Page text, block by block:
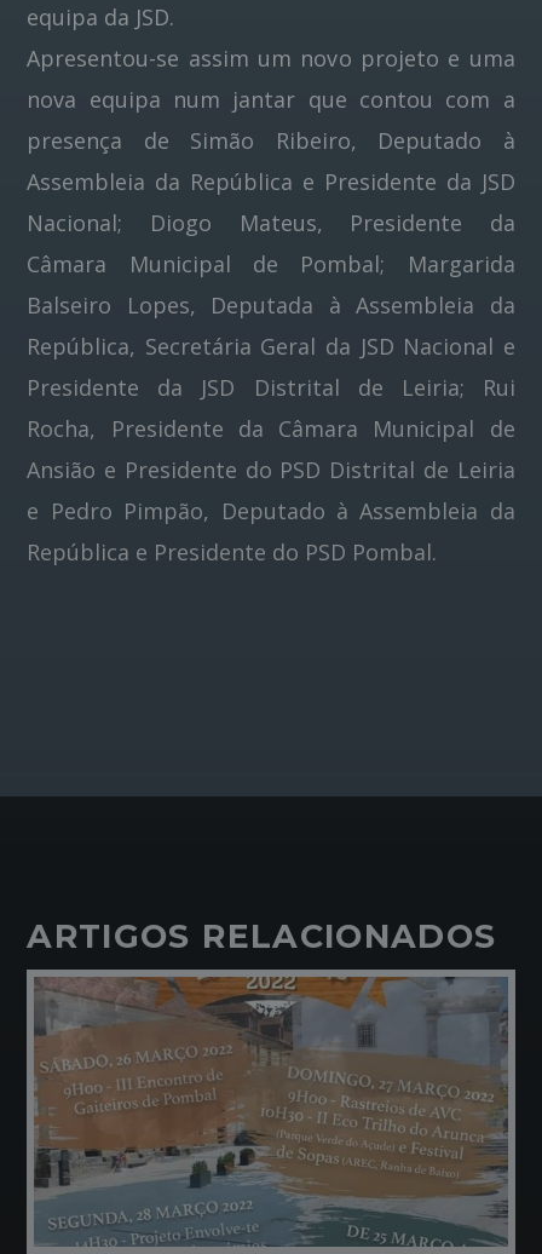
equipa da JSD.
Apresentou-se assim um novo projeto e uma
nova equipa num jantar que contou com a
presença de Simão Ribeiro, Deputado à
Assembleia da República e Presidente da JSD
Nacional; Diogo Mateus, Presidente da
Câmara Municipal de Pombal; Margarida
Balseiro Lopes, Deputada à Assembleia da
República, Secretária Geral da JSD Nacional e
Presidente da JSD Distrital de Leiria; Rui
Rocha, Presidente da Câmara Municipal de
Ansião e Presidente do PSD Distrital de Leiria
e Pedro Pimpão, Deputado à Assembleia da
República e Presidente do PSD Pombal.
ARTIGOS RELACIONADOS